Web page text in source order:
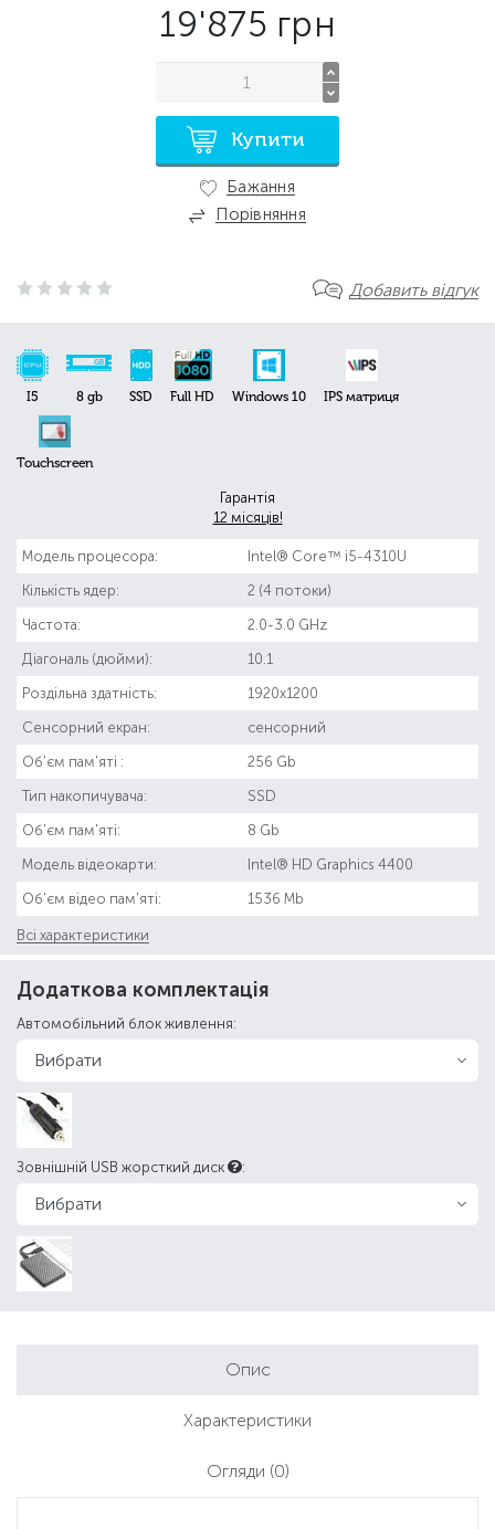
Добавить відгук
I5 8 gb SSD Full HD Windows 10 IPS матриця
Touchscreen
Гарантія
12 місяців!
Модель процесора: Intel® Core™ i5-4310U
Кількість ядер: 2 (4 потоки)
Частота: 2.0-3.0 GHz
Діагональ (дюйми): 10.1
Роздільна здатність: 1920x1200
Сенсорний екран: сенсорний
Об'єм пам'яті : 256 Gb
Тип накопичувача: SSD
Об'єм пам'яті: 8 Gb
Модель відеокарти: Intel® HD Graphics 4400
Об'єм відео пам'яті: 1536 Mb
Всі характеристики
Додаткова комплектація
Автомобільний блок живлення:
Зовнішній USB жорсткий диск :
19'875 грн
Купити
Бажання
Порівняння
Опис
Характеристики
Огляди (0)